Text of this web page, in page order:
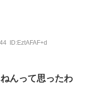
ID:EztAFAF+d
んって思ったわ